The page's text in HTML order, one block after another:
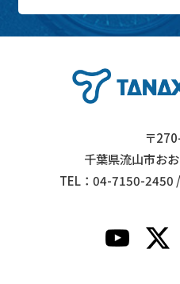
〒
千葉県流山市お
TEL：04-7150-2450